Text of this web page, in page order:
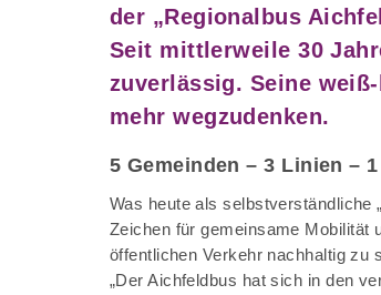
der „Regionalbus
Seit mittlerweile 30
zuverlässig. Seine
mehr wegzudenken.
5 Gemeinden – 3 Linien –
Was heute als selbstverständliche
Zeichen für gemeinsame Mobilität
öffentlichen Verkehr nachhaltig zu
„Der Aichfeldbus hat sich in den